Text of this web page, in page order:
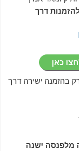
דרך
כאן
בהזמנה ישירה דרך
מלפנסה ישנה